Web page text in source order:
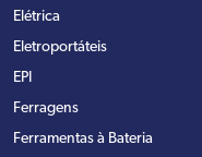
Elétrica
Eletroportáteis
EPI
Ferragens
Ferramentas à Bateria